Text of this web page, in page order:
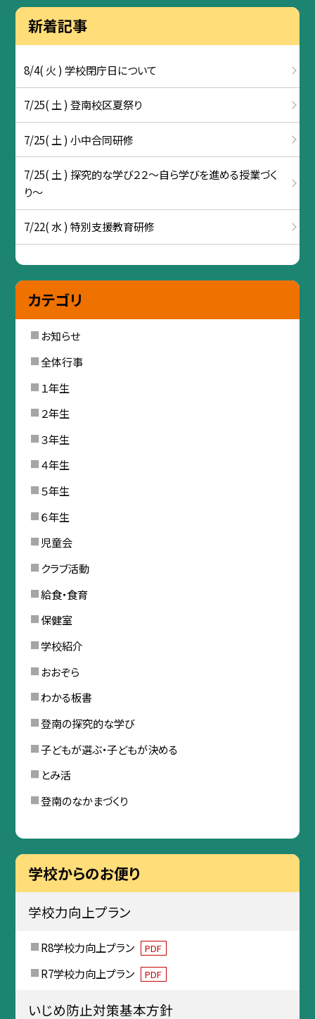
新着記事
8/4( 火 ) 学校閉庁日について
7/25( 土 ) 登南校区夏祭り
7/25( 土 ) 小中合同研修
7/25( 土 ) 探究的な学び２２～自ら学びを進める授業づく
り～
7/22( 水 ) 特別支援教育研修
カテゴリ
お知らせ
全体行事
１年生
２年生
３年生
４年生
５年生
６年生
児童会
クラブ活動
給食・食育
保健室
学校紹介
おおぞら
わかる板書
登南の探究的な学び
子どもが選ぶ・子どもが決める
とみ活
登南のなかまづくり
学校からのお便り
学校力向上プラン
R8学校力向上プラン PDF
R7学校力向上プラン PDF
いじめ防止対策基本方針